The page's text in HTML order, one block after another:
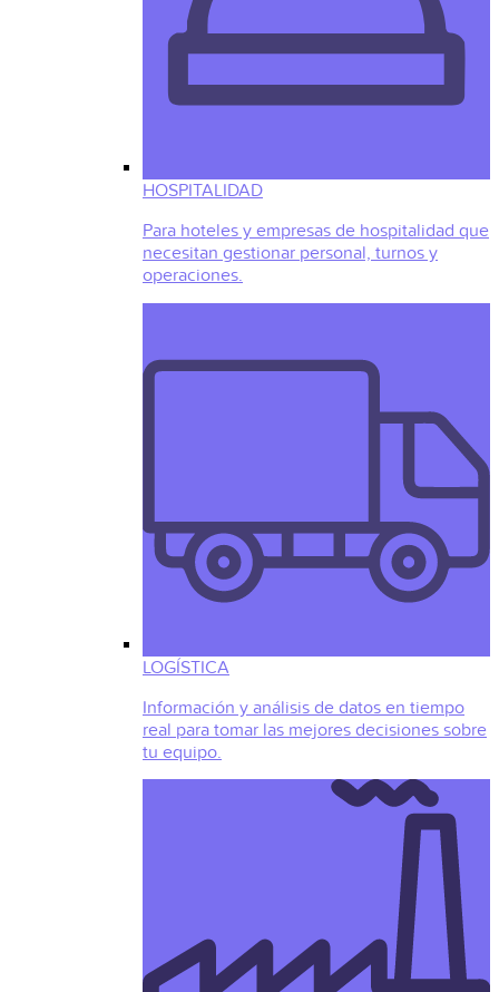
HOSPITALIDAD
Para hoteles y empresas de hospitalidad que
necesitan gestionar personal, turnos y
operaciones.
LOGÍSTICA
Información y análisis de datos en tiempo
real para tomar las mejores decisiones sobre
tu equipo.